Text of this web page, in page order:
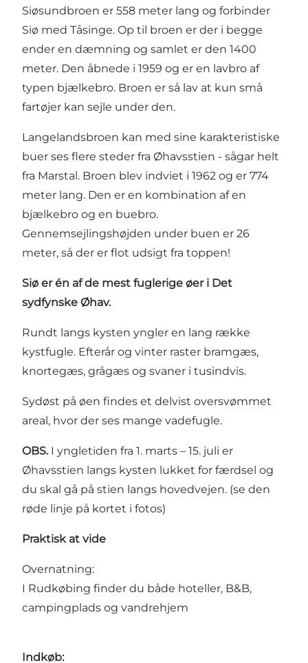
Siøsundbroen er 558 meter lang og forbinder
Siø med Tåsinge. Op til broen er der i begge
ender en dæmning og samlet er den 1400
meter. Den åbnede i 1959 og er en lavbro af
typen bjælkebro. Broen er så lav at kun små
fartøjer kan sejle under den.
Langelandsbroen kan med sine karakteristiske
buer ses flere steder fra Øhavsstien - sågar helt
fra Marstal. Broen blev indviet i 1962 og er 774
meter lang. Den er en kombination af en
bjælkebro og en buebro.
Gennemsejlingshøjden under buen er 26
meter, så der er flot udsigt fra toppen!
Siø er én af de mest fuglerige øer i Det
sydfynske Øhav.
Rundt langs kysten yngler en lang række
kystfugle. Efterår og vinter raster bramgæs,
knortegæs, grågæs og svaner i tusindvis.
Sydøst på øen findes et delvist oversvømmet
areal, hvor der ses mange vadefugle.
OBS. I yngletiden fra 1. marts – 15. juli er
Øhavsstien langs kysten lukket for færdsel og
du skal gå på stien langs hovedvejen. (se den
røde linje på kortet i fotos)
Praktisk at vide
Overnatning:
I Rudkøbing finder du både hoteller, B&B,
campingplads og vandrehjem
Indkøb: